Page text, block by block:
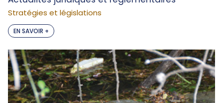
Stratégies et législations
EN SAVOIR +